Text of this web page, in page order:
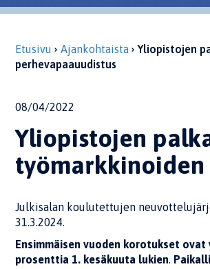
Etusivu Ajankohtaista
Yliopistojen
perhevapaauudistus
08/04/2022
Yliopistojen
työmarkkinoiden
Julkisalan koulutettujen
31.3.2024.
Ensimmäisen vuoden korotukset
prosenttia 1. kesäkuuta lukien.